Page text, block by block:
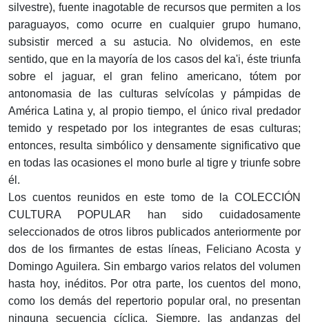
silvestre), fuente inagotable de recursos que permiten a los
paraguayos, como ocurre en cualquier grupo humano,
subsistir merced a su astucia. No olvidemos, en este
sentido, que en la mayoría de los casos del ka'i, éste triunfa
sobre el jaguar, el gran felino americano, tótem por
antonomasia de las culturas selvícolas y pámpidas de
América Latina y, al propio tiempo, el único rival predador
temido y respetado por los integrantes de esas culturas;
entonces, resulta simbólico y densamente significativo que
en todas las ocasiones el mono burle al tigre y triunfe sobre
él.
Los cuentos reunidos en este tomo de la COLECCIÓN
CULTURA POPULAR han sido cuidadosamente
seleccionados de otros libros publicados anteriormente por
dos de los firmantes de estas líneas, Feliciano Acosta y
Domingo Aguilera. Sin embargo varios relatos del volumen
hasta hoy, inéditos. Por otra parte, los cuentos del mono,
como los demás del repertorio popular oral, no presentan
ninguna secuencia cíclica. Siempre, las andanzas del